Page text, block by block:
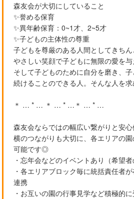
森友会が大切にしていること
✨誉める保育
✨異年齢保育：0~1才、2~5才
✨子どもの主体性の尊重
子どもを尊厳のある人間としてきち
やさしい笑顔で子どもに無限の愛を与
そして子どものために自分を磨き、
続けることのできる人。そんな人を求
＊ … * … ＊ … * …＊ … * …
森友会ならではの幅広い繋がりと安心
横のつながりも大切に、各エリアの
可能です◎
・忘年会などのイベントあり（希望者
・各エリアブロック毎に統括責任者
連携
・お互いの園の行事見学など積極的